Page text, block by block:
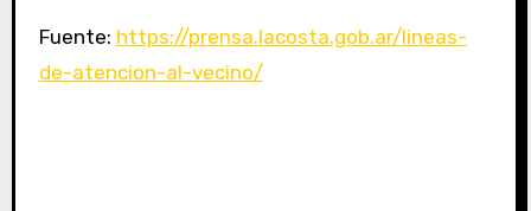
Fuente: https://prensa.lacosta.gob.ar/lineas-
de-atencion-al-vecino/